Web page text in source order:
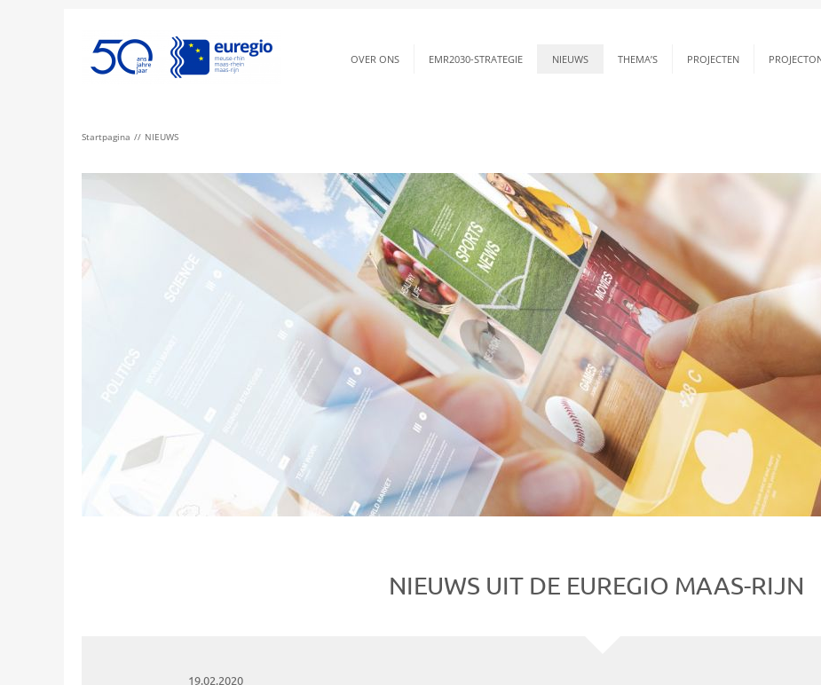
OVER ONS EMR2030-STRATEGIE NIEUWS THEMA’S PROJECTEN
Startpagina NIEUWS
NIEUWS UIT DE EUREGIO MAAS-RIJN
19.02.2020